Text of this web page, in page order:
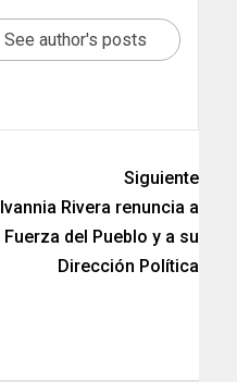
See author's posts
Siguiente
Ivannia Rivera renuncia a
Fuerza del Pueblo y a su
Dirección Política